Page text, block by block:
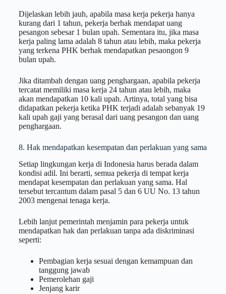
Dijelaskan lebih jauh, apabila masa kerja pekerja hanya
kurang dari 1 tahun, pekerja berhak mendapat uang
pesangon sebesar 1 bulan upah. Sementara itu, jika masa
kerja paling lama adalah 8 tahun atau lebih, maka pekerja
yang terkena PHK berhak mendapatkan pesaongon 9
bulan upah.
Jika ditambah dengan uang penghargaan, apabila pekerja
tercatat memiliki masa kerja 24 tahun atau lebih, maka
akan mendapatkan 10 kali upah. Artinya, total yang bisa
didapatkan pekerja ketika PHK terjadi adalah sebanyak 19
kali upah gaji yang berasal dari uang pesangon dan uang
penghargaan.
8. Hak mendapatkan kesempatan dan perlakuan yang sama
Setiap lingkungan kerja di Indonesia harus berada dalam
kondisi adil. Ini berarti, semua pekerja di tempat kerja
mendapat kesempatan dan perlakuan yang sama. Hal
tersebut tercantum dalam pasal 5 dan 6 UU No. 13 tahun
2003 mengenai tenaga kerja.
Lebih lanjut pemerintah menjamin para pekerja untuk
mendapatkan hak dan perlakuan tanpa ada diskriminasi
seperti:
Pembagian kerja sesuai dengan kemampuan dan
tanggung jawab
Pemerolehan gaji
Jenjang karir